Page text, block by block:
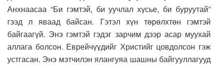
Анхнаасаа “Би гэмтэй, би уучлал хүсье, би буруутай”
гээд л яваад байсан. Гэтэл хүн төрөлхтөн гэмтэй
байгаагүй. Энэ гэмтэй гэдэг зарчим дээр асар муухай
аллага болсон. Еврейчүүдийг Христийг цовдолсон гэж
устгасан. Энэ мэтчилэн ялангуяа шашны байгууллагууд